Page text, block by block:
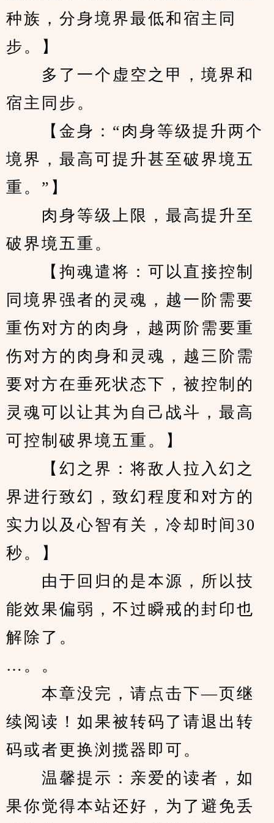
种族，分身境界最低和宿主同
步。】
多了一个虚空之甲，境界和
宿主同步。
【金身：“肉身等级提升两个
境界，最高可提升甚至破界境五
重。”】
肉身等级上限，最高提升至
破界境五重。
【拘魂遣将：可以直接控制
同境界强者的灵魂，越一阶需要
重伤对方的肉身，越两阶需要重
伤对方的肉身和灵魂，越三阶需
要对方在垂死状态下，被控制的
灵魂可以让其为自己战斗，最高
可控制破界境五重。】
【幻之界：将敌人拉入幻之
界进行致幻，致幻程度和对方的
实力以及心智有关，冷却时间30
秒。】
由于回归的是本源，所以技
能效果偏弱，不过瞬戒的封印也
解除了。
…。。
本章没完，请点击下—页继
续阅读！如果被转码了请退出转
码或者更换浏揽器即可。
温馨提示：亲爱的读者，如
果你觉得本站还好，为了避免丢